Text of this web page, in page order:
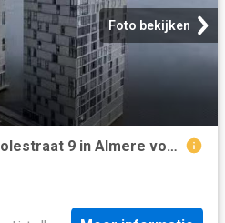
Foto bekijken
Huis te koop Nat King Colestraat 9 in Almere voor € 485.000